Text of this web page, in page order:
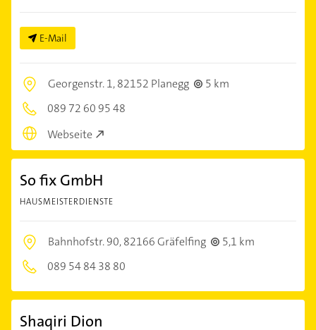
E-Mail
Georgenstr. 1,82152 Planegg
5 km
089 72 60 95 48
Webseite
So fix GmbH
HAUSMEISTERDIENSTE
Bahnhofstr. 90,82166 Gräfelfing
5,1 km
089 54 84 38 80
Shaqiri Dion